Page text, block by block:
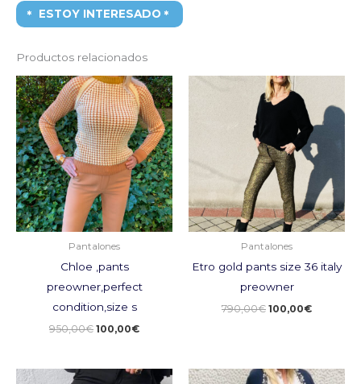
ESTOY INTERESADO
Productos relacionados
Pantalones
Chloe ,pants
preowner,perfect
condition,size s
950,00€
El
precio
original
era:
950,00€.
100,00€
El
precio
actual
es:
100,00€.
Pantalones
Etro gold pants size 36 italy
preowner
790,00€
El
precio
original
790,00€.
100,00€
actual
es:
100,00€.
El
El
El